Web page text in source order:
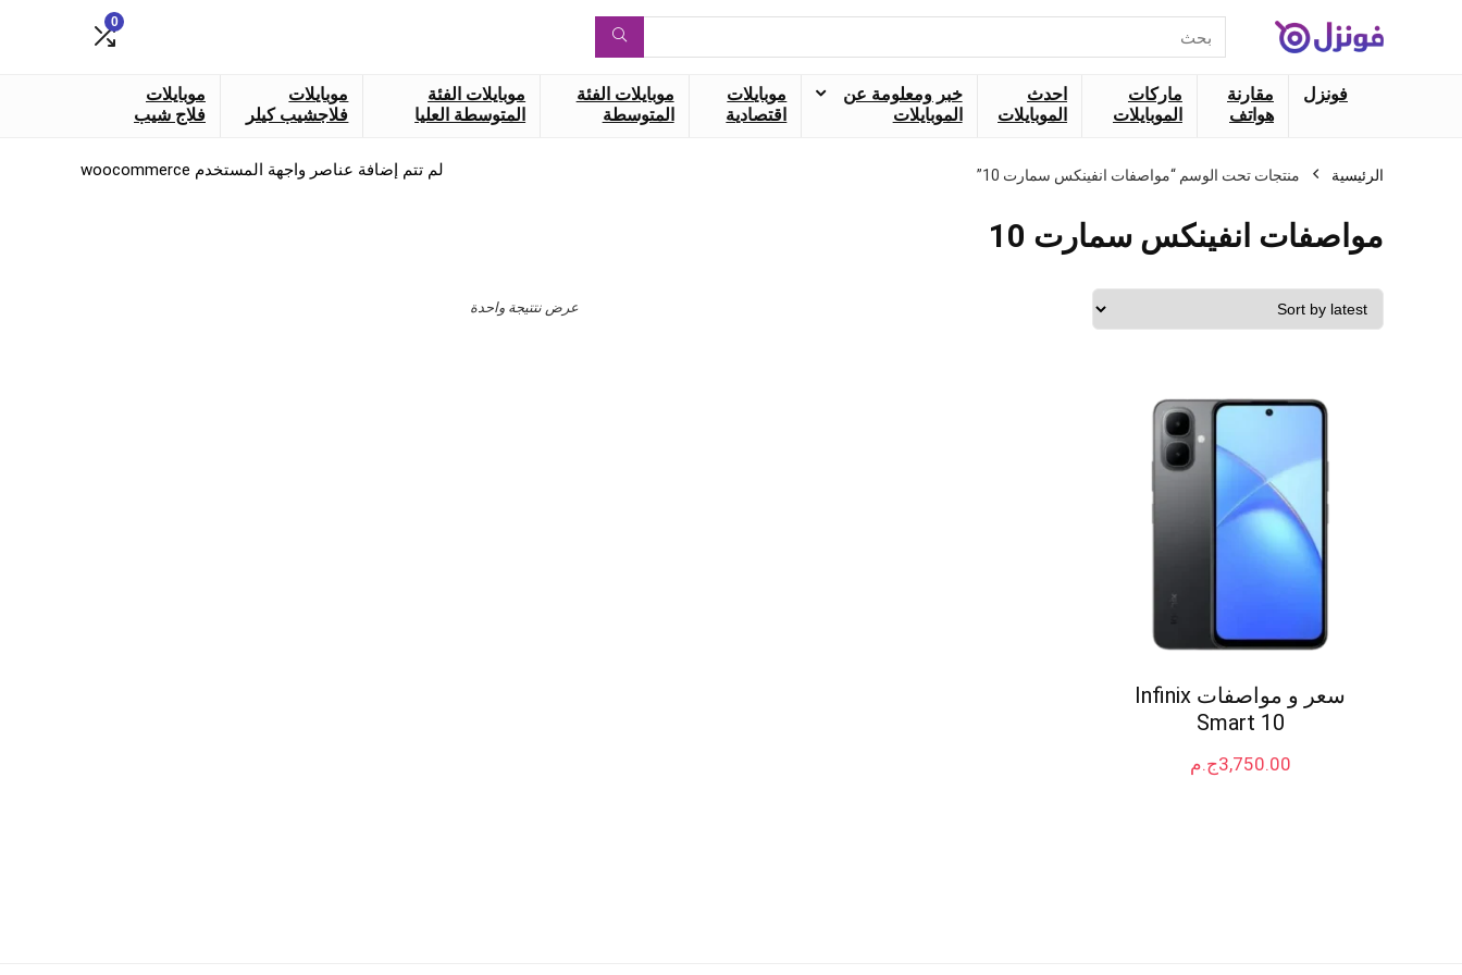
عن:
0
فونزل
مقارنة
هواتف
ماركات
الموبايلات
احدث
الموبايلات
خبر ومعلومة عن
الموبايلات
موبايلات
اقتصادية
موبايلات الفئة
المتوسطة
موبايلات الفئة
المتوسطة العليا
موبايلات
فلاجشيب كيلر
موبايلات
فلاج شيب
الرئيسية منتجات تحت الوسم “مواصفات انفينكس سمارت 10”
مواصفات انفينكس سمارت 10
عرض نتتيجة واحدة
سعر و مواصفات Infinix
Smart 10
ج.م3,750.00
لم تتم إضافة عناصر واجهة المستخدم woocommerce